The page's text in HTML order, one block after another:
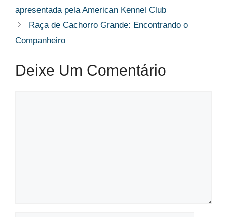
apresentada pela American Kennel Club
Raça de Cachorro Grande: Encontrando o
Companheiro
Deixe Um Comentário